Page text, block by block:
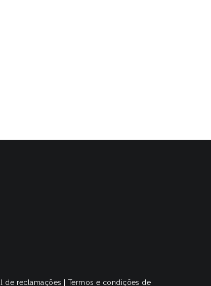
de reclamações Termos e condições de